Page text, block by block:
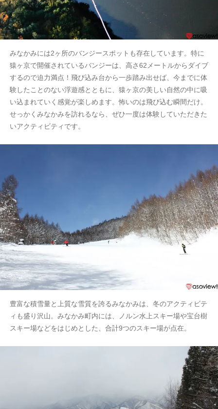
みなかみには2ヶ所のバンジースポットも存在しています。特に
猿ヶ京で開催されているバンジーは、高さ62メートルからダイブ
するので迫力満点！飛び込み台から一歩踏み出せば、今までに体
験したことのない浮遊感とともに、猿ヶ京の美しい自然の中に吸
い込まれていく感覚が楽しめます。怖いのは飛び込む瞬間だけ。
せっかくみなかみを訪れるなら、ぜひ一度は体験していただきた
いアクティビティです。
豊富な積雪量と上質な雪質を誇るみなかみは、冬のアクティビテ
ィも盛り沢山。みなかみ町内には、ノルン水上スキー場や宝台樹
スキー場などをはじめとした、合計9つのスキー場が点在。